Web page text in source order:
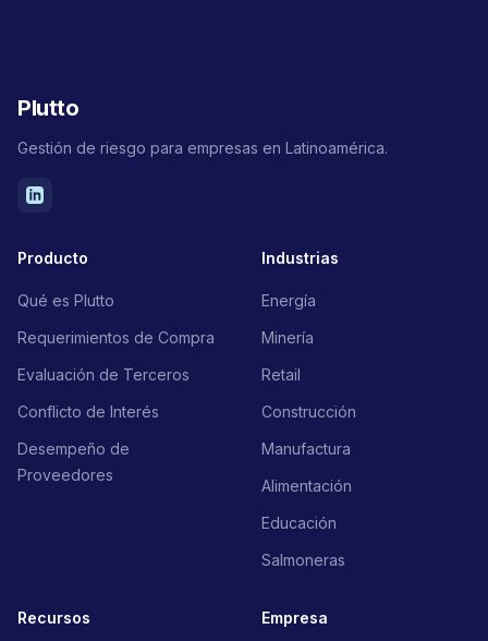
Plutto
Gestión de riesgo para empresas en Latinoamérica.
Producto
Qué es Plutto
Requerimientos de Compra
Evaluación de Terceros
Conflicto de Interés
Desempeño de
Proveedores
Industrias
Energía
Minería
Retail
Construcción
Manufactura
Alimentación
Educación
Salmoneras
Recursos Empresa